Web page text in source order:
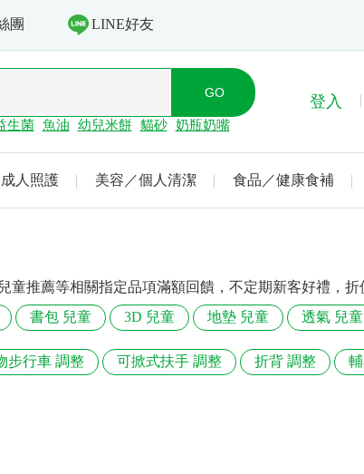
團 LINE好友
生菌 魚油 幼兒米餅 貓砂 奶瓶奶嘴
登入
成人照護 美容／個人清潔 食品／健康食補
童推薦等相關指定品項滿額回饋，不定期新客好禮，折
書包 兒童 3D 兒童 地墊 兒童 透氣 兒童
步行車 調整 可掀式扶手 調整 折背 調整